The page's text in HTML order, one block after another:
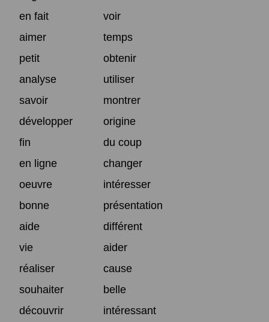
en fait
voir
aimer
temps
petit
obtenir
analyse
utiliser
savoir
montrer
développer
origine
fin
du coup
en ligne
changer
oeuvre
intéresser
bonne
présentation
aide
différent
vie
aider
réaliser
cause
souhaiter
belle
découvrir
intéressant